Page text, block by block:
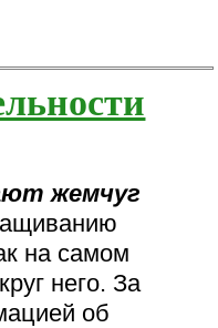
жемчуг
на самом
него. За
об